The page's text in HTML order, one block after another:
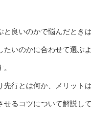
と良いのかで悩んだとき
たいのかに合わせて選ぶ
先行とは何か、メリット
るコツについて解説して